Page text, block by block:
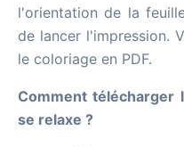
l'orientation de la
de lancer l'impression.
le coloriage en PDF.
Comment télécharger
se relaxe ?